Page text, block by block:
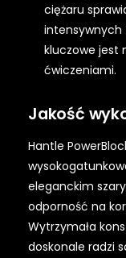
ciężaru
intensywnych
kluczowe jest
ćwiczeniami.
Jakość
Hantle
eleganckim
odporność na
Wytrzymała
doskonale radzi